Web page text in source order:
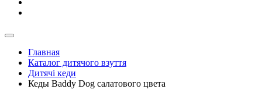
Главная
Каталог дитячого взуття
Дитячі кеди
Кеды Baddy Dog салатового цвета